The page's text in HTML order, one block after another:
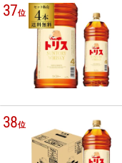
37位
38位